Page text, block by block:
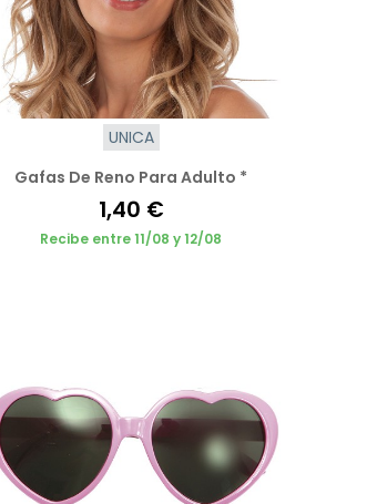
UNICA
Gafas De Reno Para Adulto *
1,40 €
Recibe entre 11/08 y 12/08